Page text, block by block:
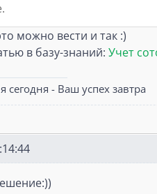
можно вести и так :)
в базу-знаний: Учет
сегодня - Ваш успех завтра